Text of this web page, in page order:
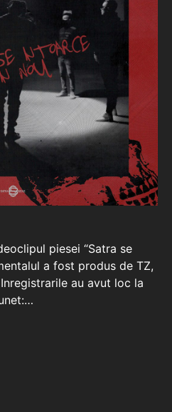
piesei “Satra se
a fost produs de TZ,
au avut loc la